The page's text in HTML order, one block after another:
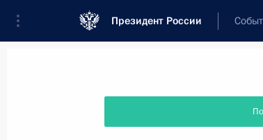
Президент России
Название документа или его номер